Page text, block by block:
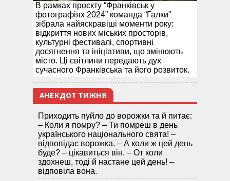
В рамках проєкту “Франківськ у
фотографіях 2024” команда “Галки”
зібрала найяскравіші моменти року:
відкриття нових міських просторів,
культурні фестивалі, спортивні
досягнення та ініціативи, що змінюють
місто. Ці світлини передають дух
сучасного Франківська та його розвиток.
АНЕКДОТ ТИЖНЯ
Приходить пуйло до ворожки та й питає:
– Коли я помру? – Ти помреш в день
українського національного свята! –
відповідає ворожка. – А коли ж цей день
буде? – цікавиться він. – От коли
здохнеш, тоді й настане цей день! –
відповіла вона.